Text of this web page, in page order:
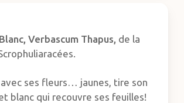
Verbascum Thapus, de la
ses fleurs… jaunes, tire son
blanc qui recouvre ses feuilles!